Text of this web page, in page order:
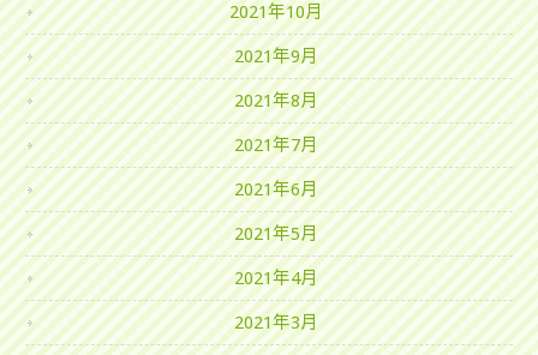
2021年10月
2021年9月
2021年8月
2021年7月
2021年6月
2021年5月
2021年4月
2021年3月